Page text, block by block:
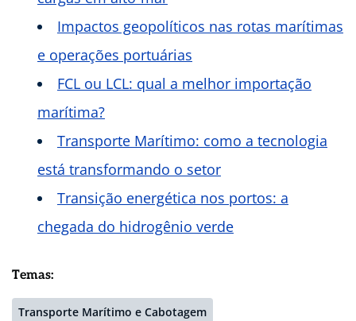
Impactos geopolíticos nas rotas marítimas
e operações portuárias
FCL ou LCL: qual a melhor importação
marítima?
Transporte Marítimo: como a tecnologia
está transformando o setor
Transição energética nos portos: a
chegada do hidrogênio verde
Temas:
Transporte Marítimo e Cabotagem